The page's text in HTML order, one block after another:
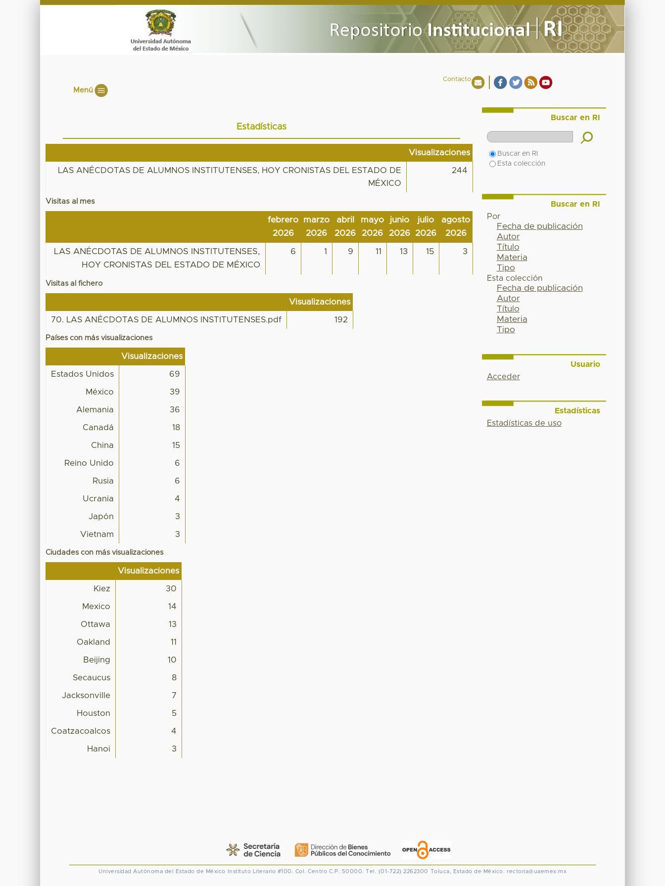
Contacto
Menú
Estadísticas
Visualizaciones
LAS ANÉCDOTAS DE ALUMNOS INSTITUTENSES, HOY CRONISTAS DEL ESTADO DE
MÉXICO
244
Visitas al mes
febrero
2026
marzo
2026
abril
2026
mayo
2026
junio
2026
julio
2026
agosto
2026
LAS ANÉCDOTAS DE ALUMNOS INSTITUTENSES,
HOY CRONISTAS DEL ESTADO DE MÉXICO
6 1 9 11 13 15 3
Visitas al fichero
Visualizaciones
70. LAS ANÉCDOTAS DE ALUMNOS INSTITUTENSES.pdf 192
Países con más visualizaciones
Visualizaciones
Estados Unidos 69
México 39
Alemania 36
Canadá 18
China 15
Reino Unido 6
Rusia 6
Ucrania 4
Japón 3
Vietnam 3
Ciudades con más visualizaciones
Visualizaciones
Kiez 30
Mexico 14
Ottawa 13
Oakland 11
Beijing 10
Secaucus 8
Jacksonville 7
Houston 5
Coatzacoalcos 4
Hanoi 3
Buscar en RI
Buscar en RI
Esta colección
Buscar en RI
Por
Fecha de publicación
Autor
Título
Materia
Tipo
Esta colección
Fecha de publicación
Autor
Título
Materia
Tipo
Usuario
Acceder
Estadísticas
Estadísticas de uso
Universidad Autónoma del Estado de México Instituto Literario #100. Col. Centro C.P. 50000. Tel. (01-722) 2262300 Toluca, Estado de México. rectoria@uaemex.mx